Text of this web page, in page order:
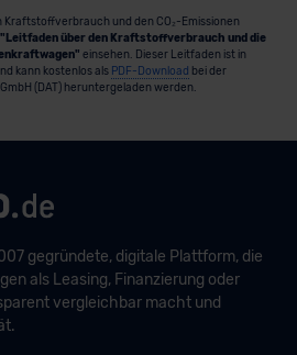
und den CO₂-Emissionen
"Leitfaden über den Kraftstoffverbrauch und die
einsehen. Dieser Leitfaden ist in
kann kostenlos als PDF-Download bei der
(DAT) heruntergeladen werden.
gegründete, digitale Plattform, die
als Leasing, Finanzierung oder
vergleichbar macht und